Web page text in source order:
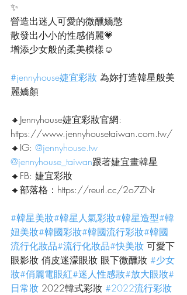
✨
營造出迷人可愛的微醺嬌憨
散發出小小的性感俏麗💗
增添少女般的柔美模樣☺️
#jennyhouse婕宜彩妝 為妳打造韓星般美
麗嬌顏
🔸Jennyhouse婕宜彩妝官網:
https://www.jennyhousetaiwan.com.tw/
🔸IG: @jennyhouse.tw
@jennyhouse_taiwan跟著婕宜畫韓星
🔸FB: 婕宜彩妝
🔸部落格：https://reurl.cc/2o7ZNr
#韓星美妝#韓星人氣彩妝#韓星造型#韓
妞美妝#韓國彩妝#韓國流行彩妝#韓國
流行化妝品#流行化妝品#快美妝 可愛下
眼影妝 俏皮迷濛眼妝 眼下微醺妝 #少女
妝#俏麗電眼紅#迷人性感妝#放大眼妝#
日常妝 2022韓式彩妝 #2022流行彩妝